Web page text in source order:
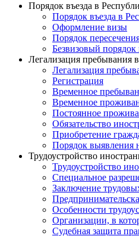
Порядок въезда в
Порядок въезда в
Оформление визы
Порядок
Безвизовый порядок
Легализация пребывания
Легализация
Регистрация
Временное
Временное
Постоянное
Обязательство
Приобретение
Порядок выявления
Трудоустройство
Трудоустройство
Специальное
Заключение
Особенности
Организации, в
Судебная защита